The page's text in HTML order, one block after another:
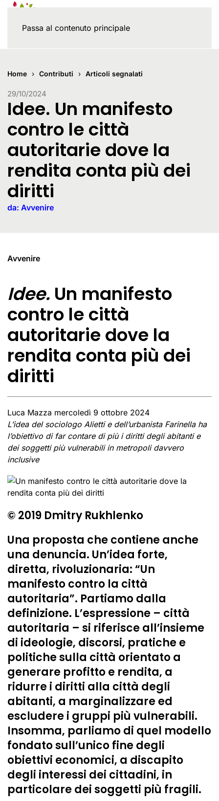
Passa al contenuto principale
Home Contributi Articoli segnalati
29/10/2024
Idee. Un manifesto
contro le città
autoritarie dove la
rendita conta più dei
diritti
da: Avvenire
Avvenire
Idee. Un manifesto
contro le città
autoritarie dove la
rendita conta più dei
diritti
Luca Mazza mercoledì 9 ottobre 2024
L’idea del sociologo Alietti e dell’urbanista Farinella ha
l’obiettivo di far contare di più i diritti degli abitanti e
dei soggetti più vulnerabili in metropoli davvero
inclusive
© 2019 Dmitry Rukhlenko
Una proposta che contiene anche
una denuncia. Un’idea forte,
diretta, rivoluzionaria: “Un
manifesto contro la città
autoritaria”. Partiamo dalla
definizione. L’espressione – città
autoritaria – si riferisce all’insieme
di ideologie, discorsi, pratiche e
politiche sulla città orientato a
generare profitto e rendita, a
ridurre i diritti alla città degli
abitanti, a marginalizzare ed
escludere i gruppi più vulnerabili.
Insomma, parliamo di quel modello
fondato sull’unico fine degli
obiettivi economici, a discapito
degli interessi dei cittadini, in
particolare dei soggetti più fragili.